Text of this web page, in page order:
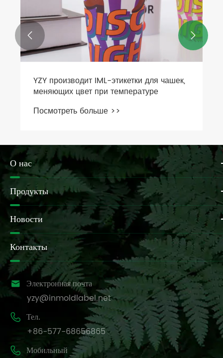
YZY производит IML-этикетки для чашек,
меняющих цвет при температуре
Посмотреть больше >>
 
О нас
Продукты
Новости
Контакты
 Электронная почта
yzy@inmoldlabel.net
 Тел.
+86-577-68656865
 Мобильный